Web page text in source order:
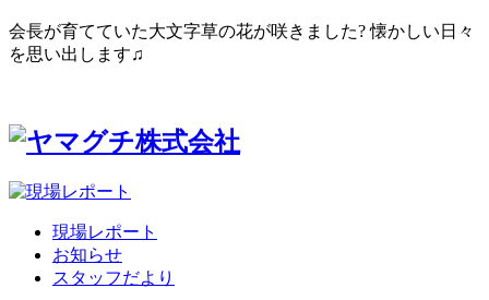
会長が育てていた大文字草の花が咲きました? 懐かしい日々
を思い出します♫
現場レポート
お知らせ
スタッフだより